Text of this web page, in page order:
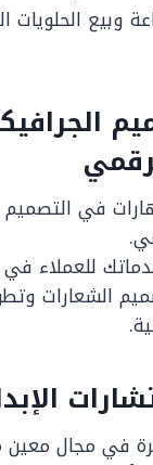
وبيع الحلويات
في التصميم
للعملاء في
الشعارات
في مجال معين